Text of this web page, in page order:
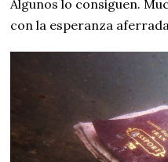
Algunos lo consiguen.
con la esperanza